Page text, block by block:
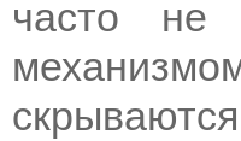
часто не